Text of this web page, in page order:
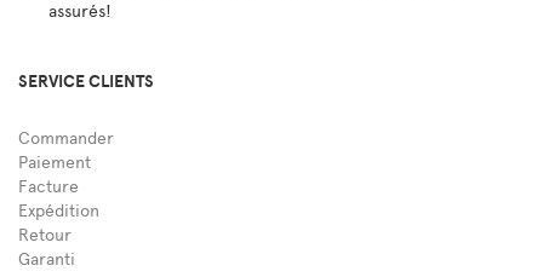
assurés!
SERVICE CLIENTS
Commander
Paiement
Facture
Expédition
Retour
Garanti